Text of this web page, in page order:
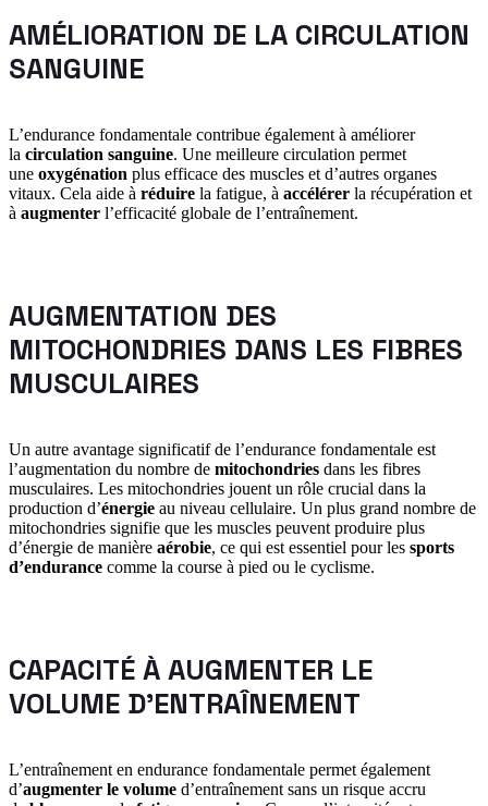
AMÉLIORATION DE LA CIRCULATION
SANGUINE
L’endurance fondamentale contribue également à améliorer
la circulation sanguine. Une meilleure circulation permet
une oxygénation plus efficace des muscles et d’autres organes
vitaux. Cela aide à réduire la fatigue, à accélérer la récupération et
à augmenter l’efficacité globale de l’entraînement.
AUGMENTATION DES
MITOCHONDRIES DANS LES FIBRES
MUSCULAIRES
Un autre avantage significatif de l’endurance fondamentale est
l’augmentation du nombre de mitochondries dans les fibres
musculaires. Les mitochondries jouent un rôle crucial dans la
production d’énergie au niveau cellulaire. Un plus grand nombre de
mitochondries signifie que les muscles peuvent produire plus
d’énergie de manière aérobie, ce qui est essentiel pour les sports
d’endurance comme la course à pied ou le cyclisme.
CAPACITÉ À AUGMENTER LE
VOLUME D’ENTRAÎNEMENT
L’entraînement en endurance fondamentale permet également
d’augmenter le volume d’entraînement sans un risque accru